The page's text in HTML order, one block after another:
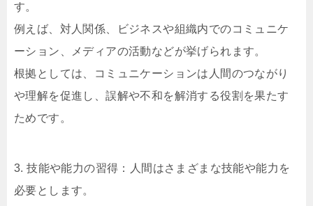
す。
例えば、対人関係、ビジネスや組織内でのコミュニケ
ーション、メディアの活動などが挙げられます。
根拠としては、コミュニケーションは人間のつながり
や理解を促進し、誤解や不和を解消する役割を果たす
ためです。
3. 技能や能力の習得：人間はさまざまな技能や能力を
必要とします。